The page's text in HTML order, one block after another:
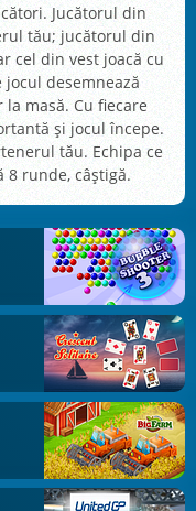
Jucătorul din
tău; jucătorul din
cel din vest joacă cu
desemnează
masă. Cu fiecare
și jocul începe.
tău. Echipa ce
runde, câștigă.